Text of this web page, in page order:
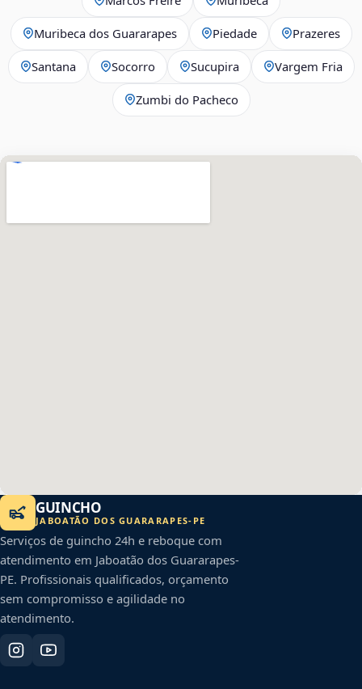
Muribeca dos Guararapes Piedade Prazeres
Santana Socorro Sucupira Vargem Fria
Zumbi do Pacheco
GUINCHO
JABOATÃO DOS GUARARAPES- PE
Serviços de guincho 24h e reboque com
atendimento em Jaboatão dos Guararapes-
PE. Profissionais qualificados, orçamento
sem compromisso e agilidade no
atendimento.